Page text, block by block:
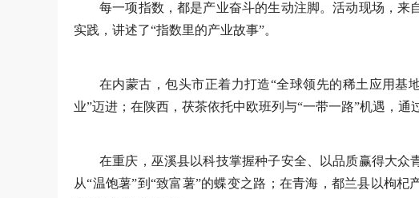
每一项指数，都是产业奋斗的生动注脚。活动现场，
实践，讲述了“指数里的产业故事”。
在内蒙古，包头市正着力打造“全球领先的稀土应用基
业”迈进；在陕西，茯茶依托中欧班列与“一带一路”机遇，通
在重庆，巫溪县以科技掌握种子安全、以品质赢得大众
从“温饱薯”到“致富薯”的蝶变之路；在青海，都兰县以枸